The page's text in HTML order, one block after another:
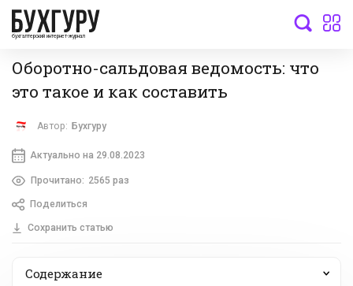
бухгалтерский интернет-журнал
Оборотно-сальдовая ведомость: что
это такое и как составить
Автор: Бухгуру
Актуально на 29.08.2023
Прочитано: 2565 раз
Поделиться
Сохранить статью
Содержание